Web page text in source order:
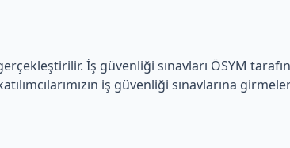
İş güvenliği sınavları ÖSYM
iş güvenliği sınavlarına